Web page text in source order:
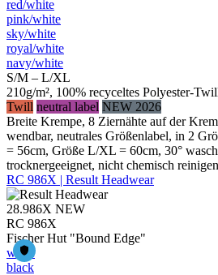
red/​white
pink/​white
sky/​white
royal/​white
navy/​white
S/M – L/XL
210g/m², 100% recyceltes Polyester-
Twill neutral label NEW 2026
Breite Krempe, 8 Ziernähte auf der
wendbar, neutrales Größenlabel, in 2
= 56cm, Größe L/XL = 60cm, 30°
trocknergeeignet, nicht chemisch reinigen
RC 986X | Result Headwear
28.986X NEW
RC 986X
Fischer Hut "Bound Edge"
white
black